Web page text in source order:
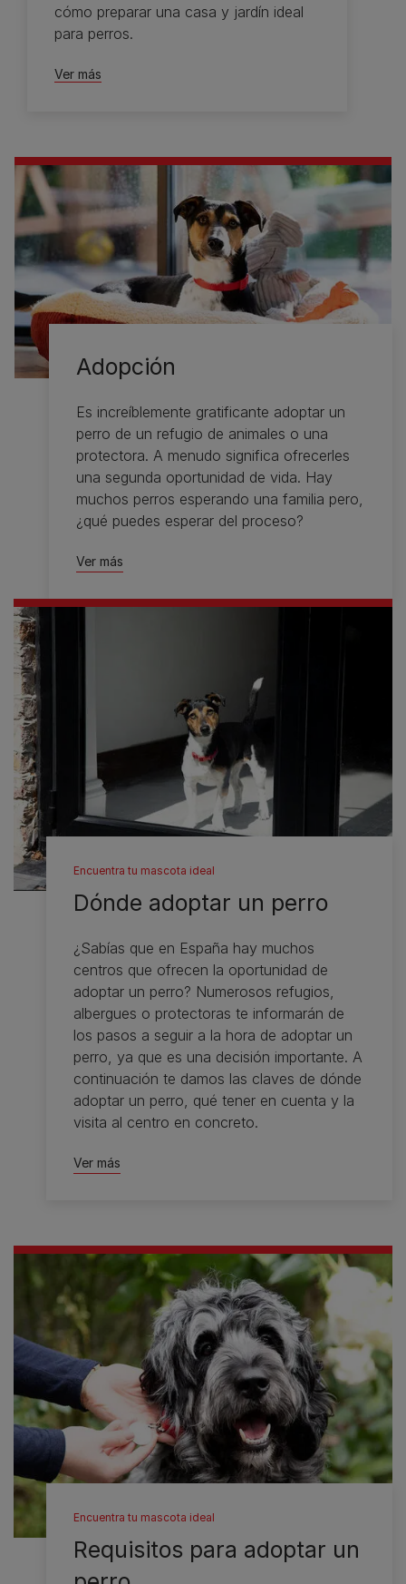
cómo preparar una casa y jardín ideal
para perros.
Ver más
Adopción
Es increíblemente gratificante adoptar un
perro de un refugio de animales o una
protectora. A menudo significa ofrecerles
una segunda oportunidad de vida. Hay
muchos perros esperando una familia pero,
¿qué puedes esperar del proceso?
Ver más
Encuentra tu mascota ideal
Dónde adoptar un perro
¿Sabías que en España hay muchos
centros que ofrecen la oportunidad de
adoptar un perro? Numerosos refugios,
albergues o protectoras te informarán de
los pasos a seguir a la hora de adoptar un
perro, ya que es una decisión importante. A
continuación te damos las claves de dónde
adoptar un perro, qué tener en cuenta y la
visita al centro en concreto.
Ver más
Encuentra tu mascota ideal
Requisitos para adoptar un